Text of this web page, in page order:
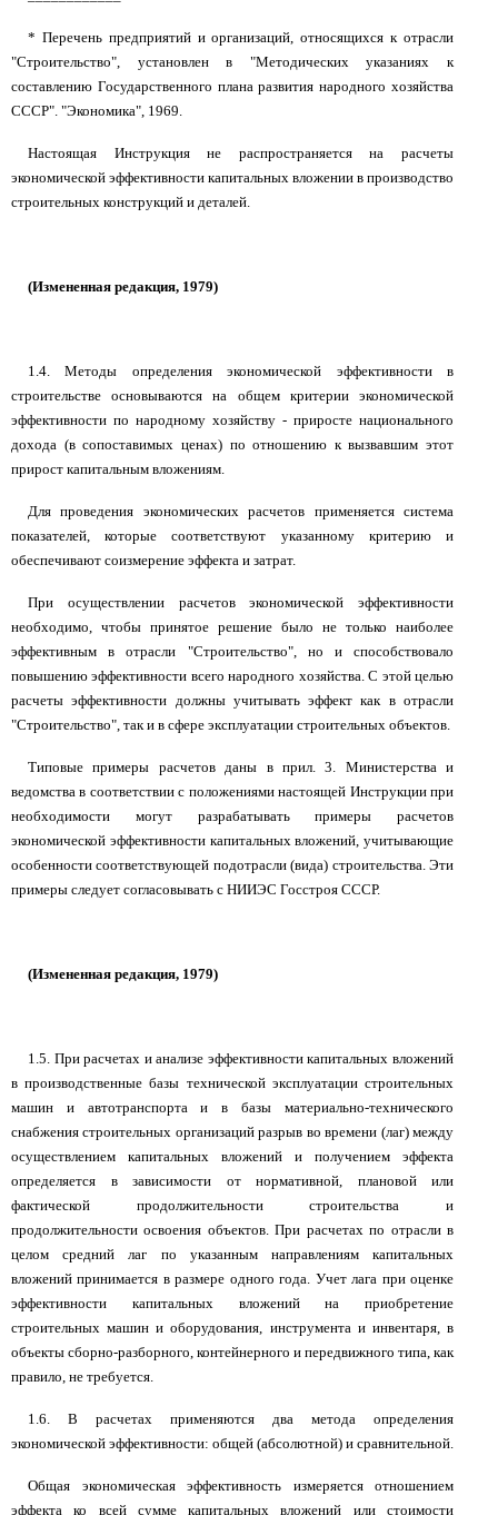
* Перечень предприятий и организаций, относящихся к отрасли
"Строительство", установлен в "Методических указаниях к
составлению Государственного плана развития народного хозяйства
СССР". "Экономика", 1969.
Настоящая Инструкция не распространяется на расчеты
экономической эффективности капитальных вложении в производство
строительных конструкций и деталей.
(Измененная редакция, 1979)
1.4. Методы определения экономической эффективности в
строительстве основываются на общем критерии экономической
эффективности по народному хозяйству - приросте национального
дохода (в сопоставимых ценах) по отношению к вызвавшим этот
прирост капитальным вложениям.
Для проведения экономических расчетов применяется система
показателей, которые соответствуют указанному критерию и
обеспечивают соизмерение эффекта и затрат.
При осуществлении расчетов экономической эффективности
необходимо, чтобы принятое решение было не только наиболее
эффективным в отрасли "Строительство", но и способствовало
повышению эффективности всего народного хозяйства. С этой целью
расчеты эффективности должны учитывать эффект как в отрасли
"Строительство", так и в сфере эксплуатации строительных объектов.
Типовые примеры расчетов даны в прил. 3. Министерства и
ведомства в соответствии с положениями настоящей Инструкции при
необходимости могут разрабатывать примеры расчетов
экономической эффективности капитальных вложений, учитывающие
особенности соответствующей подотрасли (вида) строительства. Эти
примеры следует согласовывать с НИИЭС Госстроя СССР.
(Измененная редакция, 1979)
1.5. При расчетах и анализе эффективности капитальных вложений
в производственные базы технической эксплуатации строительных
машин и автотранспорта и в базы материально-технического
снабжения строительных организаций разрыв во времени (лаг) между
осуществлением капитальных вложений и получением эффекта
определяется в зависимости от нормативной, плановой или
фактической продолжительности строительства и
продолжительности освоения объектов. При расчетах по отрасли в
целом средний лаг по указанным направлениям капитальных
вложений принимается в размере одного года. Учет лага при оценке
эффективности капитальных вложений на приобретение
строительных машин и оборудования, инструмента и инвентаря, в
объекты сборно-разборного, контейнерного и передвижного типа, как
правило, не требуется.
1.6. В расчетах применяются два метода определения
экономической эффективности: общей (абсолютной) и сравнительной.
Общая экономическая эффективность измеряется отношением
эффекта ко всей сумме капитальных вложений или стоимости